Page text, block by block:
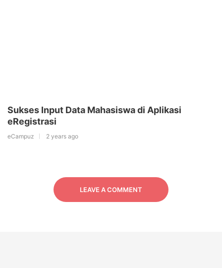
Sukses Input Data Mahasiswa di Aplikasi
eRegistrasi
eCampuz 2 years ago
LEAVE A COMMENT